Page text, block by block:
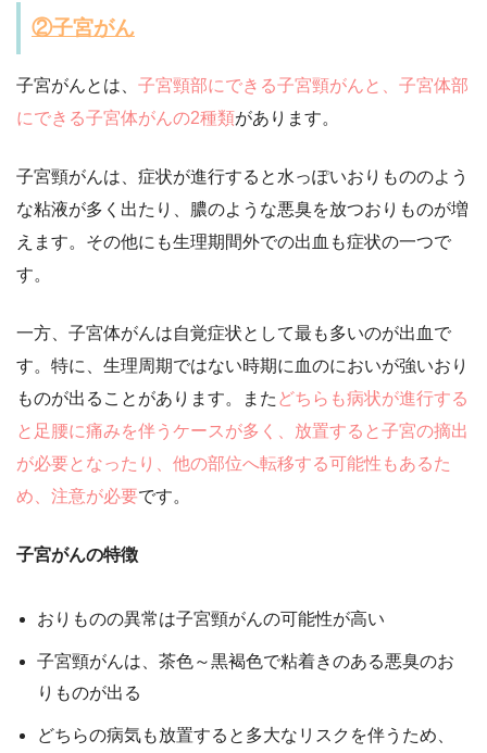
②子宮がん
子宮がんとは、 子宮頸部にできる子宮頸がんと、子宮体部
にできる子宮体がんの2種類があります。
子宮頸がんは、症状が進行すると水っぽいおりもののよう
な粘液が多く出たり、膿のような悪臭を放つおりものが増
えます。その他にも生理期間外での出血も症状の一つで
す。
一方、子宮体がんは自覚症状として最も多いのが出血で
す。特に、生理周期ではない時期に血のにおいが強いおり
ものが出ることがあります。また どちらも病状が進行する
と足腰に痛みを伴うケースが多く、放置すると子宮の摘出
が必要となったり、他の部位へ転移する可能性もあるた
め、注意が必要です。
子宮がんの特徴
おりものの異常は子宮頸がんの可能性が高い
子宮頸がんは、茶色～黒褐色で粘着きのある悪臭のお
りものが出る
どちらの病気も放置すると多大なリスクを伴うため、